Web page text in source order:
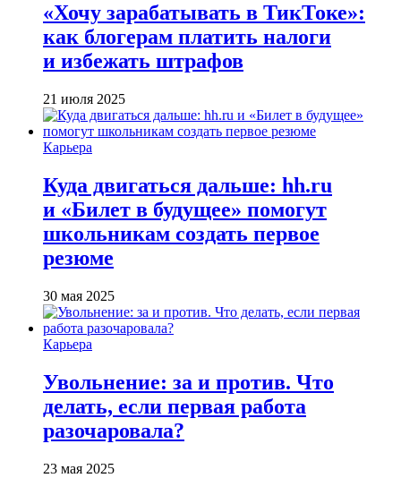
«Хочу зарабатывать в ТикТоке»:
как блогерам платить налоги
и избежать штрафов
21 июля 2025
Карьера
Куда двигаться дальше: hh.ru
и «Билет в будущее» помогут
школьникам создать первое
резюме
30 мая 2025
Карьера
Увольнение: за и против. Что
делать, если первая работа
разочаровала?
23 мая 2025